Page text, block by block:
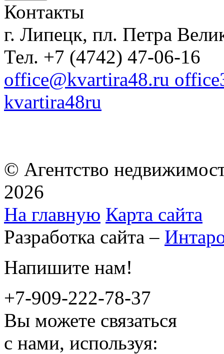
Контакты
г. Липецк, пл. Петра
Тел. +7 (4742) 47-06-16
office@kvartira48.ru
kvartira48ru
© Агентство
2026
На главную Карта сайта
Разработка сайта –
Напишите нам!
+7-909-222-78-37
Вы можете связаться
с нами, используя: